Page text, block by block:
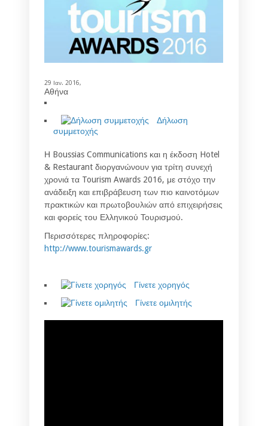
29 Ιαν. 2016,
Αθήνα
Δήλωση
συμμετοχής
Η Boussias Communications και η έκδοση Hotel
& Restaurant διοργανώνουν για τρίτη συνεχή
χρονιά τα Tourism Awards 2016, με στόχο την
ανάδειξη και επιβράβευση των πιο καινοτόμων
πρακτικών και πρωτοβουλιών από επιχειρήσεις
και φορείς του Ελληνικού Τουρισμού.
Περισσότερες πληροφορίες:
http://www.tourismawards.gr
Γίνετε χορηγός
Γίνετε ομιλητής